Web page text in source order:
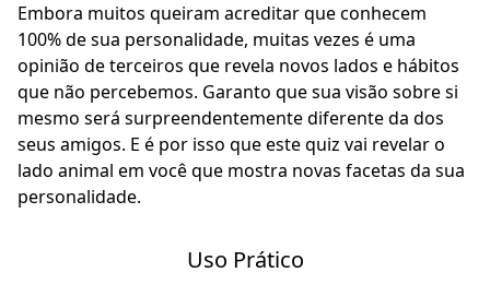
Embora muitos queiram acreditar que conhecem
100% de sua personalidade, muitas vezes é uma
opinião de terceiros que revela novos lados e hábitos
que não percebemos. Garanto que sua visão sobre si
mesmo será surpreendentemente diferente da dos
seus amigos. E é por isso que este quiz vai revelar o
lado animal em você que mostra novas facetas da sua
personalidade.
Uso Prático